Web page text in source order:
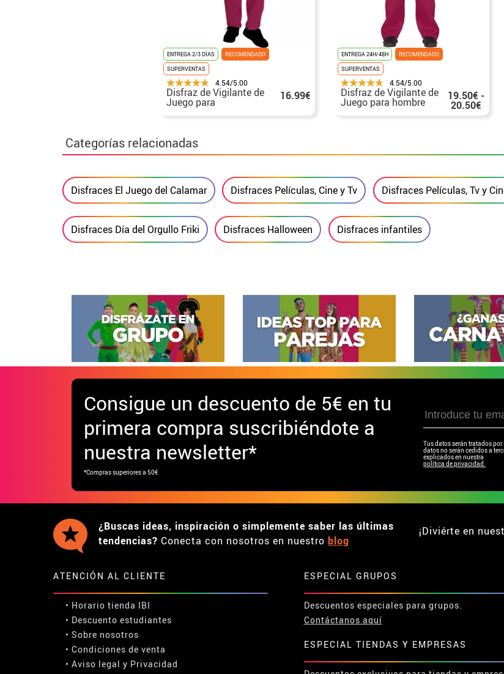
ENTREGA 2/3 DÍAS
RECOMENDADO
SUPERVENTAS
4.54/5.00
Disfraz de Vigilante de
Juego para
adolescentes
16.99€
ENTREGA 24H/48H
RECOMENDADO
SUPERVENTAS
4.54/5.00
Disfraz de Vigilante de
Juego para hombre 19.50€ -
20.50€
Categorías relacionadas
Disfraces El Juego del Calamar Disfraces Películas, Cine y Tv Disfraces Películas, Tv y
Disfraces Día del Orgullo Friki Disfraces Halloween Disfraces infantiles
Consigue un descuento de 5€ en tu
primera compra suscribiéndote a
nuestra newsletter*
*Compras superiores a 50€
Tus datos serán tratados por
datos no serán cedidos a
explicados en nuestra
política de privacidad.
¿Buscas ideas, inspiración o simplemente saber las últimas
tendencias? Conecta con nosotros en nuestro blog
¡Diviérte en
ATENCIÓN AL CLIENTE
• Horario tienda IBI
• Descuento estudiantes
• Sobre nosotros
• Condiciones de venta
• Aviso legal y Privacidad
ESPECIAL GRUPOS
Descuentos especiales para grupos.
Contáctanos aquí
ESPECIAL TIENDAS Y EMPRESAS